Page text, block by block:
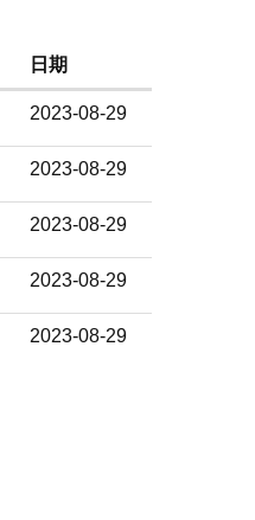
日期
2023-08-29
2023-08-29
2023-08-29
2023-08-29
2023-08-29